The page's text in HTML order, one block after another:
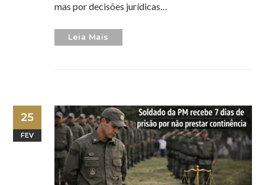
mas por decisões jurídicas…
Leia Mais
25
FEV